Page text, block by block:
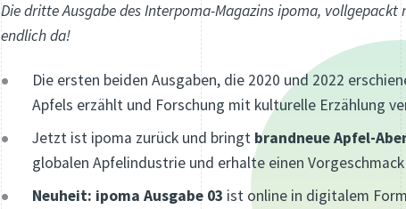
Die dritte Ausgabe des Interpoma-Magazins ipoma,
endlich da!
Die ersten beiden Ausgaben, die 2020 und 2022
Apfels erzählt und Forschung mit kulturelle Erzählung
Jetzt ist ipoma zurück und bringt brandneue Apfel-
globalen Apfelindustrie und erhalte einen
Neuheit: ipoma Ausgabe 03 ist online in digitalem